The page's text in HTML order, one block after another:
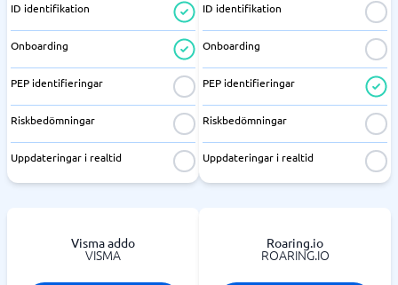
ID identifikation
Onboarding
PEP identifieringar
Riskbedömningar
Uppdateringar i realtid
ID identifikation
Onboarding
PEP identifieringar
Riskbedömningar
Uppdateringar i realtid
Visma addo
VISMA
Roaring.io
ROARING.IO